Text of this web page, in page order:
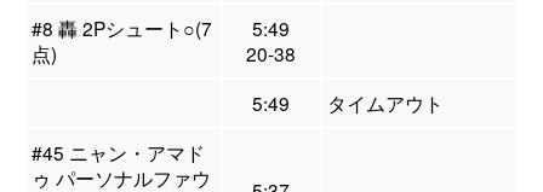
#8 轟 2Pシュート○(7
点)
5:49
20-38
5:49
タイムアウト
#45 ニャン・アマド
ゥ パーソナルファウ